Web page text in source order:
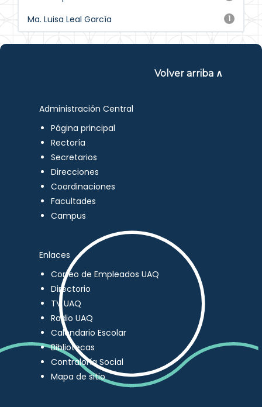
1
Ma. Luisa Leal García
Volver arriba ∧
Administración Central
Página principal
Rectoría
Secretarios
Direcciones
Coordinaciones
Facultades
Campus
Enlaces
Correo de Empleados UAQ
Directorio
TV UAQ
Radio UAQ
Calendario Escolar
Bibliotecas
Contraloría Social
Mapa de sitio